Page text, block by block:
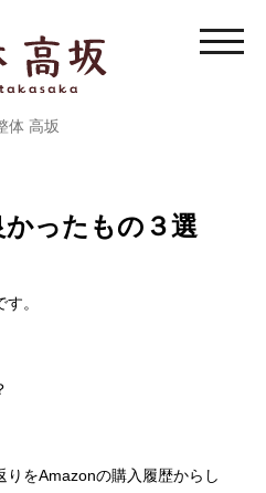
体 高坂
モ
ったもの３選
。
をAmazonの購入履歴からし